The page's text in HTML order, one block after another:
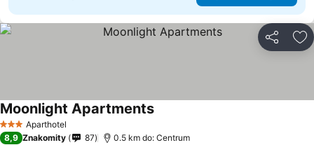
3 KategoriaAparthotel
Moonlight Apartments
8,9 Znakomity 87 0.5 km do: Centrum